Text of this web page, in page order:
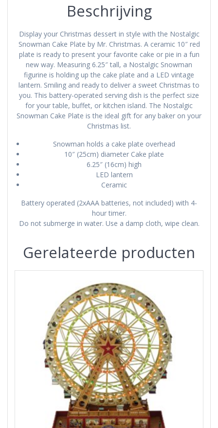
Beschrijving
Display your Christmas dessert in style with the Nostalgic
Snowman Cake Plate by Mr. Christmas. A ceramic 10″ red
plate is ready to present your favorite cake or pie in a fun
new way. Measuring 6.25″ tall, a Nostalgic Snowman
figurine is holding up the cake plate and a LED vintage
lantern. Smiling and ready to deliver a sweet Christmas to
you. This battery-operated serving dish is the perfect size
for your table, buffet, or kitchen island. The Nostalgic
Snowman Cake Plate is the ideal gift for any baker on your
Christmas list.
Snowman holds a cake plate overhead
10″ (25cm) diameter Cake plate
6.25″ (16cm) high
LED lantern
Ceramic
Battery operated (2xAAA batteries, not included) with 4-
hour timer.
Do not submerge in water. Use a damp cloth, wipe clean.
Gerelateerde producten